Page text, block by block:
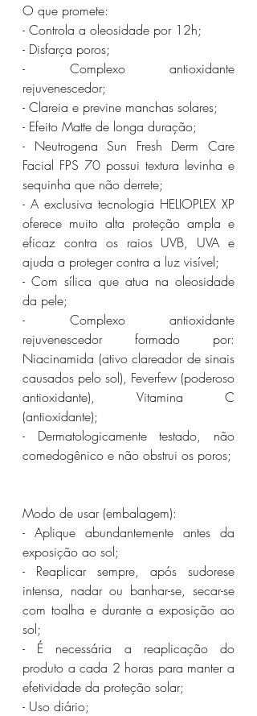
O que promete:
- Controla a oleosidade por 12h;
- Disfarça poros;
- Complexo antioxidante
rejuvenescedor;
- Clareia e previne manchas solares;
- Efeito Matte de longa duração;
- Neutrogena Sun Fresh Derm Care
Facial FPS 70 possui textura levinha e
sequinha que não derrete;
- A exclusiva tecnologia HELIOPLEX XP
oferece muito alta proteção ampla e
eficaz contra os raios UVB, UVA e
ajuda a proteger contra a luz visível;
- Com sílica que atua na oleosidade
da pele;
- Complexo antioxidante
rejuvenescedor formado por:
Niacinamida (ativo clareador de sinais
causados pelo sol), Feverfew (poderoso
antioxidante), Vitamina C
(antioxidante);
- Dermatologicamente testado, não
comedogênico e não obstrui os poros;
Modo de usar (embalagem):
- Aplique abundantemente antes da
exposição ao sol;
- Reaplicar sempre, após sudorese
intensa, nadar ou banhar-se, secar-se
com toalha e durante a exposição ao
sol;
- É necessária a reaplicação do
produto a cada 2 horas para manter a
efetividade da proteção solar;
- Uso diário;